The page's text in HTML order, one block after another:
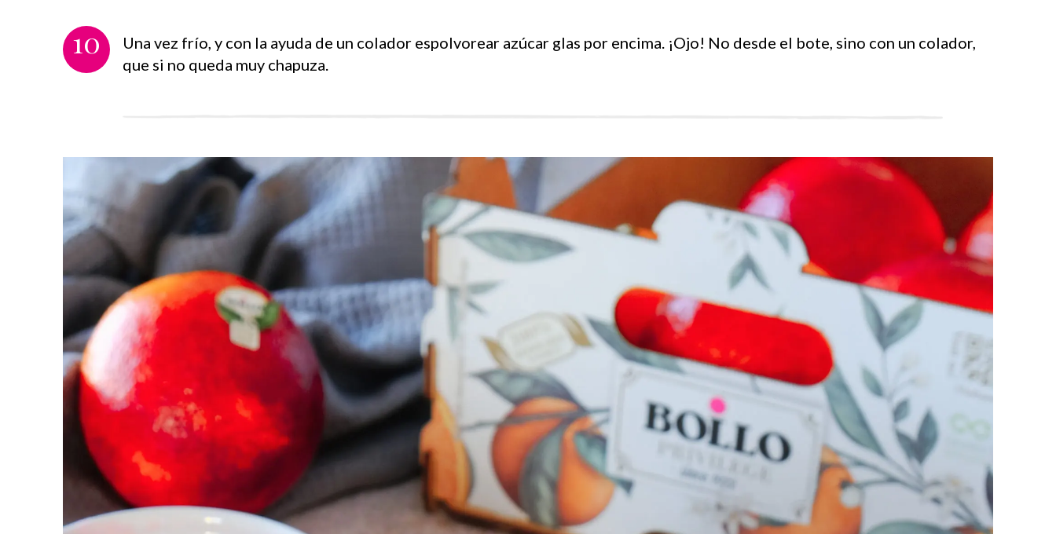
10
Una vez frío, y con la ayuda de un colador espolvorear azúcar glas por encima. ¡Ojo! No desde el bote, sino con un colador,
que si no queda muy chapuza.